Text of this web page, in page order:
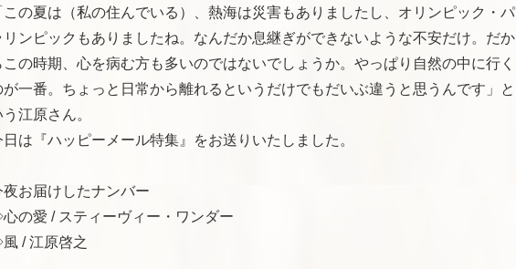
この夏は（私の住んでいる）、熱海は災害もありましたし、オリンピック・パ
リンピックもありましたね。なんだか息継ぎができないような不安だけ。だか
この時期、心を病む方も多いのではないでしょうか。やっぱり自然の中に行く
が一番。ちょっと日常から離れるというだけでもだいぶ違うと思うんです」と
う江原さん。
日は『ハッピーメール特集』をお送りいたしました。
夜お届けしたナンバー
の愛 / スティーヴィー・ワンダー
/ 江原啓之